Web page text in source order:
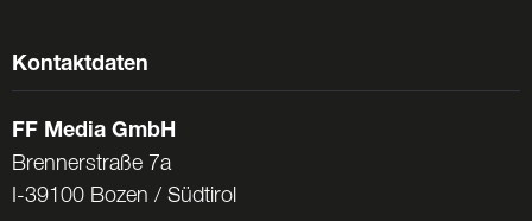
Kontaktdaten
FF Media GmbH
Brennerstraße 7a
I-39100 Bozen / Südtirol